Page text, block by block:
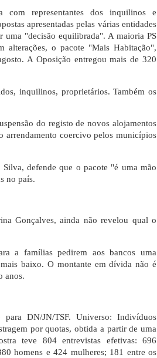
com representantes dos inquilinos e
apresentadas pelas várias entidades
uma "decisão equilibrada". A maioria PS
alterações, o pacote "Mais Habitação",
A Oposição entregou mais de 320
inquilinos, proprietários. Também os
do registo de novos alojamentos
arrendamento coercivo pelos municípios
defende que o pacote "é uma mão
no país.
Gonçalves, ainda não revelou qual o
a famílias pedirem aos bancos uma
baixo. O montante em dívida não é
anos.
DN/JN/TSF. Universo: Indivíduos
por quotas, obtida a partir de uma
teve 804 entrevistas efetivas: 696
homens e 424 mulheres; 181 entre os